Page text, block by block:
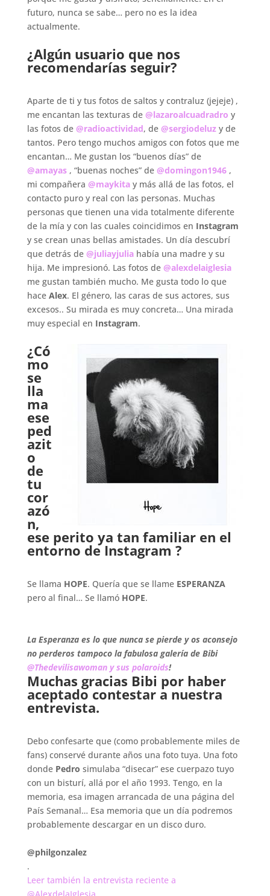
futuro, nunca se sabe… pero no es la idea
actualmente.
¿Algún usuario que nos
recomendarías seguir?
Aparte de ti y tus fotos de saltos y contraluz (jejeje) ,
me encantan las texturas de @lazaroalcuadradro y
las fotos de @radioactividad, de @sergiodeluzy de
tantos. Pero tengo muchos amigos con fotos que me
encantan… Me gustan los “buenos días” de
@amayas, “buenas noches” de @domingon1946,
mi compañera @maykitay más allá de las fotos, el
contacto puro y real con las personas. Muchas
personas que tienen una vida totalmente diferente
de la mía y con las cuales coincidimos en Instagram
y se crean unas bellas amistades. Un día descubrí
que detrás de @juliayjuliahabía una madre y su
hija. Me impresionó. Las fotos de @alexdelaiglesia
me gustan también mucho. Me gusta todo lo que
hace Alex. El género, las caras de sus actores, sus
excesos.. Su mirada es muy concreta… Una mirada
muy especial en Instagram.
¿Có
mo
se
lla
ma
ese
ped
azit
o
de
tu
cor
azó
n,
ese perito ya tan familiar en el
entorno de Instagram ?
Se llama HOPE. Quería que se llame ESPERANZA
pero al final… Se llamó HOPE.
La Esperanza es lo que nunca se pierde y os aconsejo
no perderos tampoco la fabulosa galería de Bibi
@Thedevilisawoman y sus polaroids!
Muchas gracias Bibi por haber
aceptado contestar a nuestra
entrevista.
Debo confesarte que (como probablemente miles de
fans) conservé durante años una foto tuya. Una foto
dondePedro simulaba “disecar” ese cuerpazo tuyo
con un bisturí, allá por el año 1993. Tengo, en la
memoria, esa imagen arrancada de una página del
País Semanal… Esa memoria que un día podremos
probablemente descargar en un disco duro.
@philgonzalez
.
Leer también la entrevista reciente a